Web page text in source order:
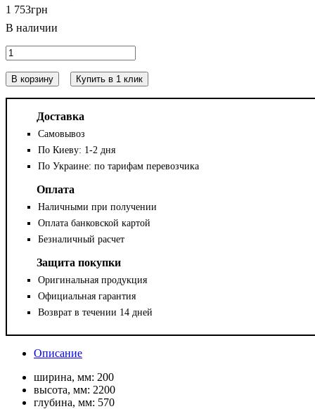
1 753грн
В корзину Купить в 1 клик
Доставка
Самовывоз
По Киеву: 1-2 дня
По Украине: по тарифам перевозчика
Оплата
Наличными при получении
Оплата банковской картой
Безналичный расчет
Защита покупки
Оригинальная продукция
Официальная гарантия
Возврат в течении 14 дней
Описание
ширина, мм: 200
высота, мм: 2200
глубина, мм: 570